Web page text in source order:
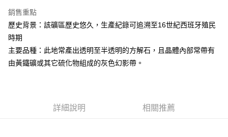
每筆NT$80，滿NT$3,000(含以上)免運費
7-11取貨付款
賣家宅配幫您送（台灣）
每筆NT$80，滿NT$3,000(含以上)免運費
銷售重點
歷史背景：該礦區歷史悠久，生產紀錄可追溯至16世紀西班牙殖民
時期
主要品種：此地常產出透明至半透明的方解石，且晶體內部常帶有
由黃鐵礦或其它硫化物組成的灰色幻影帶。
詳細說明 相關推薦